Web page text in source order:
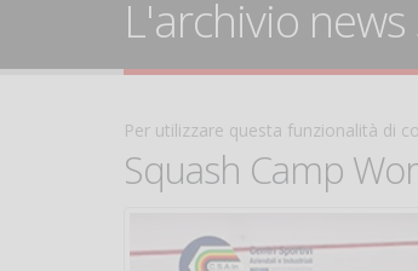
L'archivio
Per utilizzare questa funzionalità di
Squash Camp